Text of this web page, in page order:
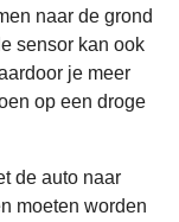
naar de grond
sensor kan ook
je meer
op een droge
de auto naar
moeten worden